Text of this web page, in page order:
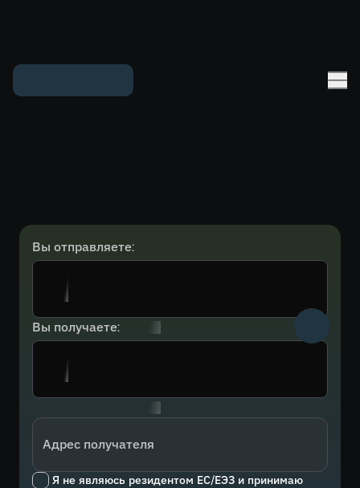
Вы отправляете:
Вы получаете:
Адрес получателя
Я не являюсь резидентом ЕС/ЕЭЗ и принимаю